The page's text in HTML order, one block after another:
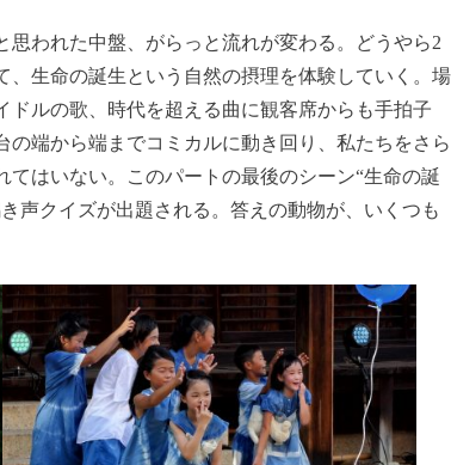
われた中盤、がらっと流れが変わる。どうやら2
、生命の誕生という自然の摂理を体験していく。場
ルの歌、時代を超える曲に観客席からも手拍子
端から端までコミカルに動き回り、私たちをさら
はいない。このパートの最後のシーン“生命の誕
声クイズが出題される。答えの動物が、いくつも